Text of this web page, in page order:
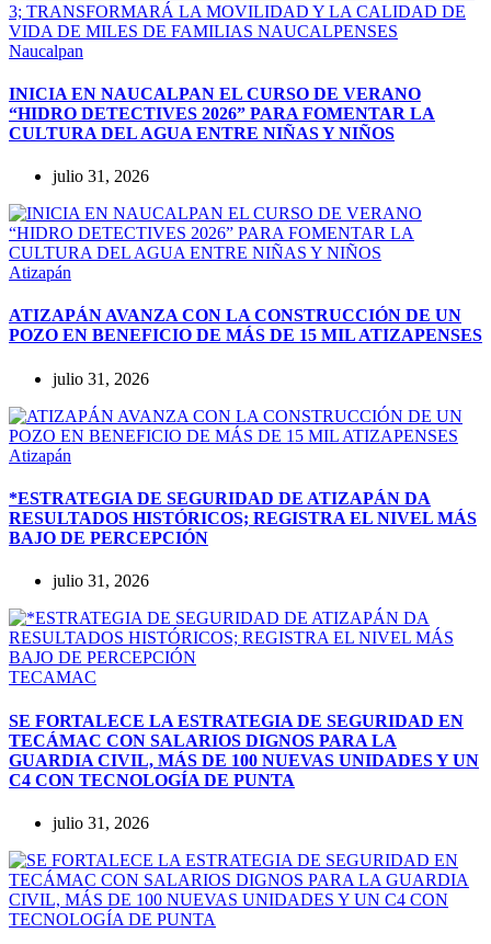
Naucalpan
INICIA EN NAUCALPAN EL CURSO DE VERANO
“HIDRO DETECTIVES 2026” PARA FOMENTAR LA
CULTURA DEL AGUA ENTRE NIÑAS Y NIÑOS
julio 31, 2026
Atizapán
ATIZAPÁN AVANZA CON LA CONSTRUCCIÓN DE UN
POZO EN BENEFICIO DE MÁS DE 15 MIL ATIZAPENSES
julio 31, 2026
Atizapán
*ESTRATEGIA DE SEGURIDAD DE ATIZAPÁN DA
RESULTADOS HISTÓRICOS; REGISTRA EL NIVEL MÁS
BAJO DE PERCEPCIÓN
julio 31, 2026
TECAMAC
SE FORTALECE LA ESTRATEGIA DE SEGURIDAD EN
TECÁMAC CON SALARIOS DIGNOS PARA LA
GUARDIA CIVIL, MÁS DE 100 NUEVAS UNIDADES Y UN
C4 CON TECNOLOGÍA DE PUNTA
julio 31, 2026